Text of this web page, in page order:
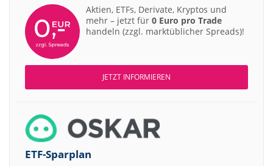
Aktien, ETFs, Derivate, Kryptos und
mehr – jetzt für 0 Euro pro Trade
handeln (zzgl. marktüblicher Spreads)!
JETZT INFORMIEREN
ETF-Sparplan